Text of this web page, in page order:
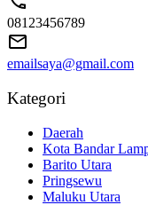
08123456789
emailsaya@gmail.com
Kategori
Daerah
Kota Bandar
Barito Utara
Pringsewu
Maluku Utara